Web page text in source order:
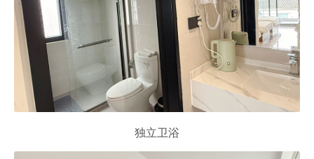
独立卫浴